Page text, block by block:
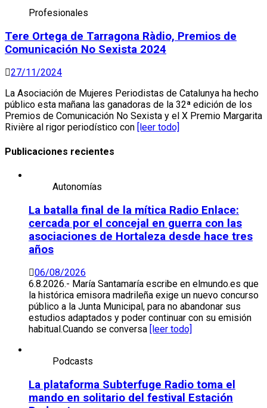
Profesionales
Tere Ortega de Tarragona Ràdio, Premios de
Comunicación No Sexista 2024
27/11/2024
La Asociación de Mujeres Periodistas de Catalunya ha hecho
público esta mañana las ganadoras de la 32ª edición de los
Premios de Comunicación No Sexista y el X Premio Margarita
Rivière al rigor periodístico con
[leer todo]
Publicaciones recientes
Autonomías
La batalla final de la mítica Radio Enlace:
cercada por el concejal en guerra con las
asociaciones de Hortaleza desde hace tres
años
06/08/2026
6.8.2026.- María Santamaría escribe en elmundo.es que
la histórica emisora madrileña exige un nuevo concurso
público a la Junta Municipal, para no abandonar sus
estudios adaptados y poder continuar con su emisión
habitual.Cuando se conversa
[leer todo]
Podcasts
La plataforma Subterfuge Radio toma el
mando en solitario del festival Estación